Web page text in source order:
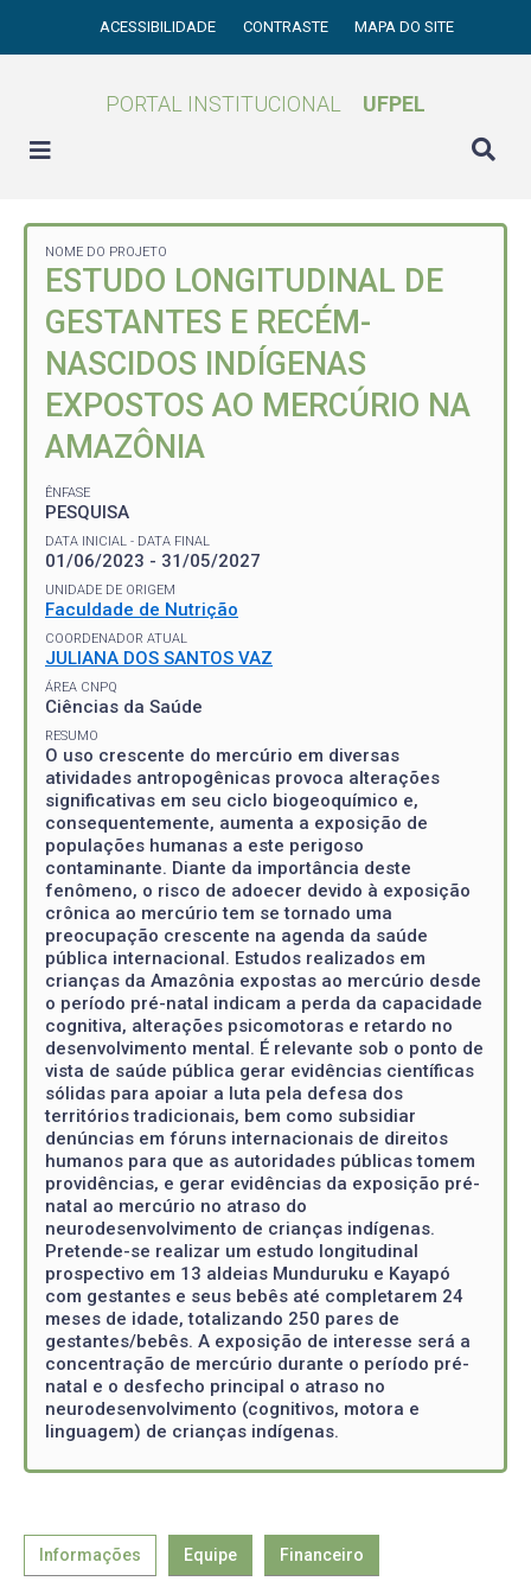
ACESSIBILIDADE CONTRASTE MAPA DO SITE
PORTAL INSTITUCIONAL UFPEL
NOME DO PROJETO
ESTUDO LONGITUDINAL DE
GESTANTES E RECÉM-
NASCIDOS INDÍGENAS
EXPOSTOS AO MERCÚRIO NA
AMAZÔNIA
ÊNFASE
PESQUISA
DATA INICIAL - DATA FINAL
01/06/2023 - 31/05/2027
UNIDADE DE ORIGEM
Faculdade de Nutrição
COORDENADOR ATUAL
JULIANA DOS SANTOS VAZ
ÁREA CNPQ
Ciências da Saúde
RESUMO
O uso crescente do mercúrio em diversas
atividades antropogênicas provoca alterações
significativas em seu ciclo biogeoquímico e,
consequentemente, aumenta a exposição de
populações humanas a este perigoso
contaminante. Diante da importância deste
fenômeno, o risco de adoecer devido à exposição
crônica ao mercúrio tem se tornado uma
preocupação crescente na agenda da saúde
pública internacional. Estudos realizados em
crianças da Amazônia expostas ao mercúrio desde
o período pré-natal indicam a perda da capacidade
cognitiva, alterações psicomotoras e retardo no
desenvolvimento mental. É relevante sob o ponto de
vista de saúde pública gerar evidências científicas
sólidas para apoiar a luta pela defesa dos
territórios tradicionais, bem como subsidiar
denúncias em fóruns internacionais de direitos
humanos para que as autoridades públicas tomem
providências, e gerar evidências da exposição pré-
natal ao mercúrio no atraso do
neurodesenvolvimento de crianças indígenas.
Pretende-se realizar um estudo longitudinal
prospectivo em 13 aldeias Munduruku e Kayapó
com gestantes e seus bebês até completarem 24
meses de idade, totalizando 250 pares de
gestantes/bebês. A exposição de interesse será a
concentração de mercúrio durante o período pré-
natal e o desfecho principal o atraso no
neurodesenvolvimento (cognitivos, motora e
linguagem) de crianças indígenas.
Informações Equipe Financeiro